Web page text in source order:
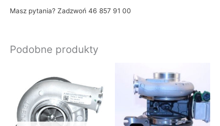
Masz pytania? Zadzwoń 46 857 91 00
Podobne produkty